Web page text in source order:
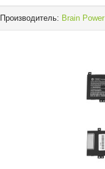
Производитель: Brain Power